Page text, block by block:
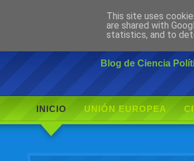
Blog de Ciencia
INICIO UNIÓN EUROPEA
This site uses
are shared with
statistics, and to